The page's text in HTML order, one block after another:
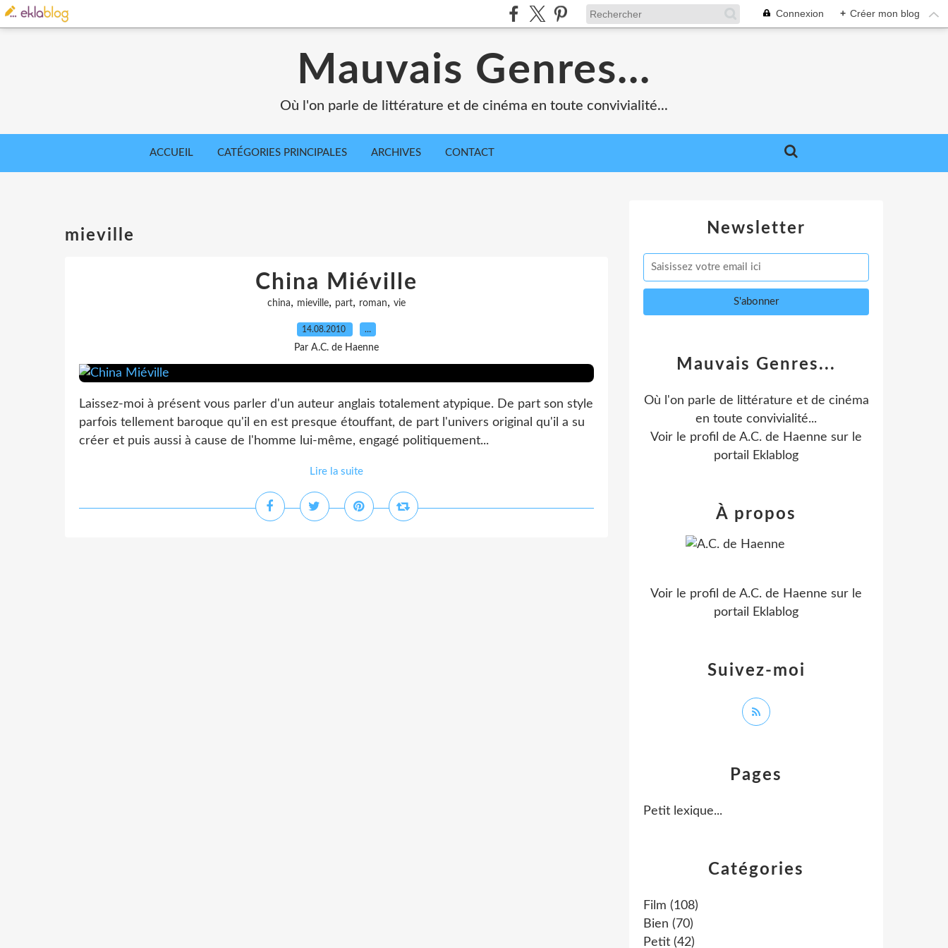
Connexion + Créer mon blog
Mauvais Genres...
Où l'on parle de littérature et de cinéma en toute convivialité...
ACCUEIL CATÉGORIES PRINCIPALES ARCHIVES CONTACT
mieville
China Miéville
china, mieville, part, roman, vie
14.08.2010 …
Par A.C. de Haenne
Laissez-moi à présent vous parler d'un auteur anglais totalement atypique. De part son style
parfois tellement baroque qu'il en est presque étouffant, de part l'univers original qu'il a su
créer et puis aussi à cause de l'homme lui-même, engagé politiquement...
Lire la suite
Newsletter
Catégories
Film (108)
Bien (70)
Petit (42)
Pages
Petit lexique...
Mauvais Genres...
Où l'on parle de littérature et de cinéma
en toute convivialité...
Voir le profil de A.C. de Haenne sur le
portail Eklablog
Suivez-moi
À propos
Voir le profil de A.C. de Haenne sur le
portail Eklablog